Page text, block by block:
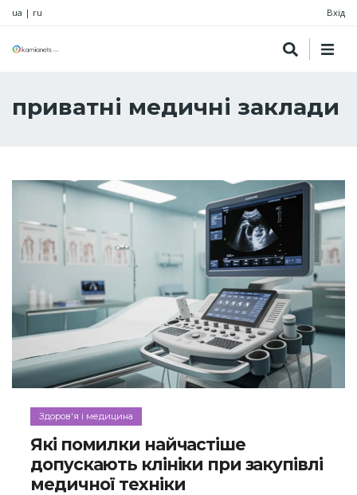
ua | ru Вхід
приватні медичні заклади
Здоров'я і медицина
Які помилки найчастіше
допускають клініки при закупівлі
медичної техніки